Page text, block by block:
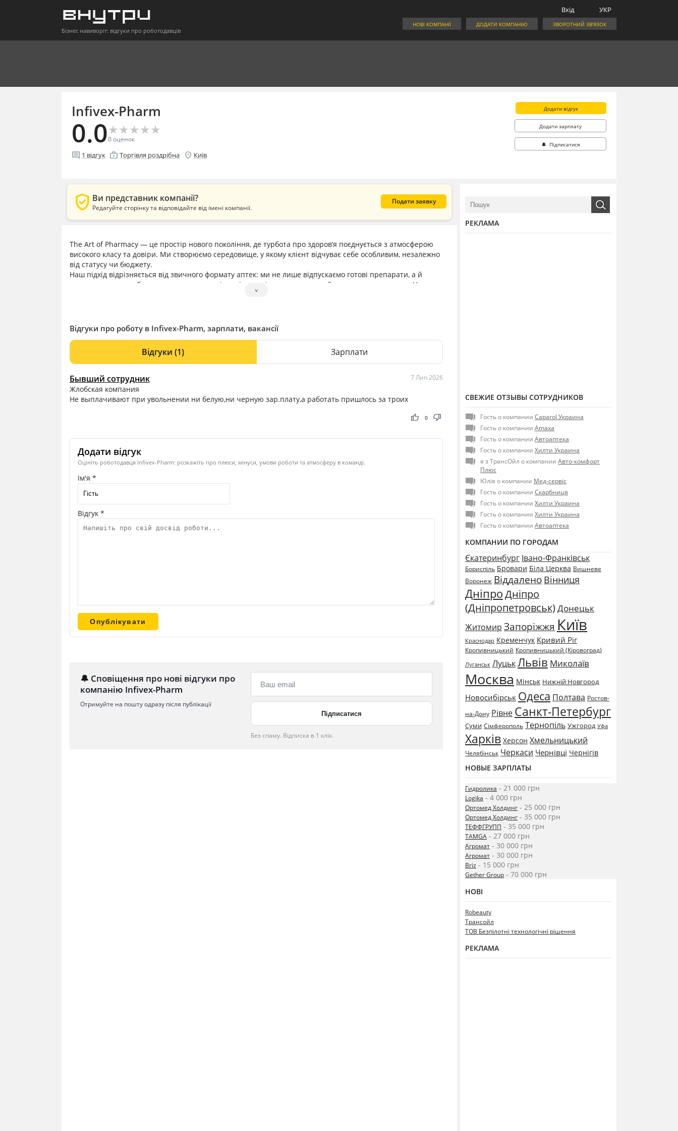
Бізнес навиворіт: відгуки про роботодавців
УКР
Вхід
ЗВОРОТНИЙ ЗВ'ЯЗОК
ДОДАТИ КОМПАНІЮ
НОВІ КОМПАНІЇ
Infivex-Pharm
0.0★
★★
★★
★★
★★
★
0оценок
comment 1 відгук enterprise Торгівля роздрібна location_on Київ
Додати відгук
Додати зарплату
🔔 Підписатися
verified_user Ви представник компанії?
Редагуйте сторінку та відповідайте від імені компанії.
Подати заявку
The Art of Pharmacy — це простір нового покоління, де турбота про здоров’я поєднується з атмосферою
високого класу та довіри. Ми створюємо середовище, у якому клієнт відчуває себе особливим, незалежно
від статусу чи бюджету.
Наш підхід відрізняється від звичного формату аптек: ми не лише відпускаємо готові препарати, а й
маємо власне виробництво, де створюємо індивідуальні рецептури за найвищими стандартами. Це
дозволяє пропонувати персоналізовані рішення, які роблять лікування більш ефективним і водночас
˅
Відгуки про роботу в Infivex-Pharm, зарплати, вакансії
Відгуки(1) Зарплати
Бывший сотрудник 7 Лип 2026
Жлобская компания
Не выплачивают при увольнении ни белую,ни черную зар.плату,а работать пришлось за троих
thumb_up thumb_down
0
Додати відгук
Оцініть роботодавця Infivex-Pharm: розкажіть про плюси, мінуси, умови роботи та атмосферу в команді.
Ім'я *
Відгук *
🔔 Сповіщення про нові відгуки про
компанію Infivex-Pharm
Отримуйте на пошту одразу після публікації
Без спаму. Відписка в 1 клік.
РЕКЛАМА
СВЕЖИЕ ОТЗЫВЫ СОТРУДНИКОВ
Гость о компании Caparol Украина
Гость о компании Amaxa
Гость о компании Автоаптека
Гость о компании Хилти Украина
я з ТрансОйл о компании Авто-комфорт
Плюс
Юлія о компании Мед-сервіс
Гость о компании Скарбниця
Гость о компании Хилти Украина
Гость о компании Хилти Украина
Гость о компании Автоаптека
КОМПАНИИ ПО ГОРОДАМ
Єкатеринбург Івано-Франківськ
Бориспіль Бровари Біла Церква Вишневе
Воронеж Віддалено Вінниця
ДніпроДніпро
(Дніпропетровськ) Донецьк
Житомир Запоріжжя Київ
Краснодар Кременчук Кривий Ріг
Кропивницький Кропивницький (Кіровоград)
Луганськ ЛуцькЛьвів Миколаїв
Москва Мінськ Нижній Новгород
Новосибірськ Одеса Полтава Ростов-
на-Дону Рівне Санкт-Петербург
Суми Сімферополь Тернопіль Ужгород Уфа
Харків Херсон Хмельницький
Челябінськ Черкаси Чернівці Чернігів
НОВЫЕ ЗАРПЛАТЫ
Гидролика - 21 000 грн
Logika - 4 000 грн
Ортомед Холдинг - 25 000 грн
Ортомед Холдинг - 35 000 грн
ТЕФФГРУПП - 35 000 грн
TAMGA - 27 000 грн
Агромат - 30 000 грн
Агромат - 30 000 грн
Briz - 15 000 грн
Gether Group - 70 000 грн
НОВІ
Robeauty
Трансойл
ТОВ Безпілотні технологічні рішення
РЕКЛАМА